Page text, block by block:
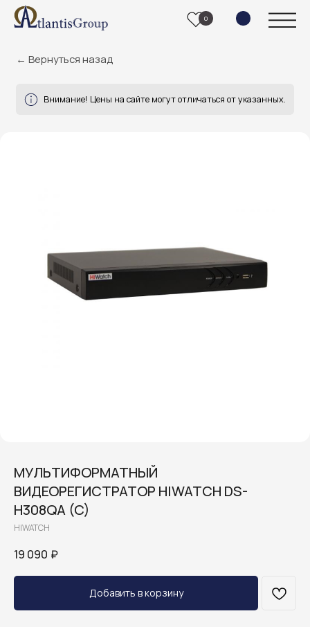
0
МУЛЬТИФОРМАТНЫЙ
ВИДЕОРЕГИСТРАТОР HIWATCH DS-
H308QA (C)
HIWATCH
19 090 ₽
Добавить в корзину